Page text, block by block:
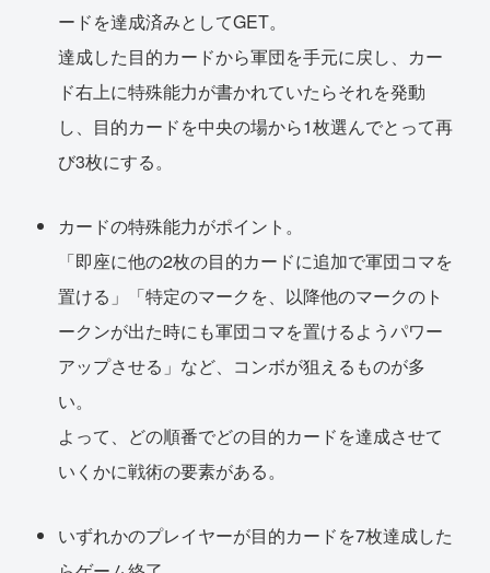
ードを達成済みとしてGET。
達成した目的カードから軍団を手元に戻し、カー
ド右上に特殊能力が書かれていたらそれを発動
し、目的カードを中央の場から1枚選んでとって再
び3枚にする。
カードの特殊能力がポイント。
「即座に他の2枚の目的カードに追加で軍団コマを
置ける」「特定のマークを、以降他のマークのト
ークンが出た時にも軍団コマを置けるようパワー
アップさせる」など、コンボが狙えるものが多
い。
よって、どの順番でどの目的カードを達成させて
いくかに戦術の要素がある。
いずれかのプレイヤーが目的カードを7枚達成した